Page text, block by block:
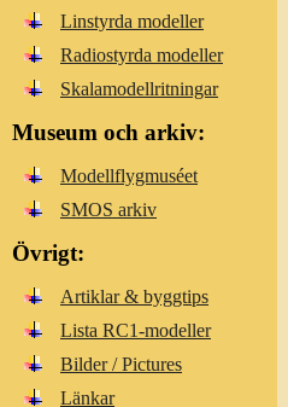
Linstyrda modeller
Radiostyrda modeller
Skalamodellritningar
Museum och arkiv:
Modellflygmuséet
SMOS arkiv
Övrigt:
Artiklar & byggtips
Lista RC1-modeller
Bilder / Pictures
Länkar